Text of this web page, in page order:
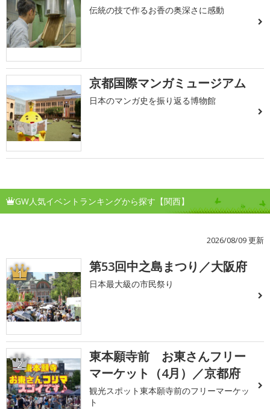
伝統の技で作るお香の奥深さに感動
京都国際マンガミュージアム
日本のマンガ史を振り返る博物館
GW人気イベントランキングから探す【関西】
2026/08/09 更新
1 第53回中之島まつり／大阪府
日本最大級の市民祭り
2
東本願寺前 お東さんフリー
マーケット（4月）／京都府
観光スポット東本願寺前のフリーマーケッ
ト